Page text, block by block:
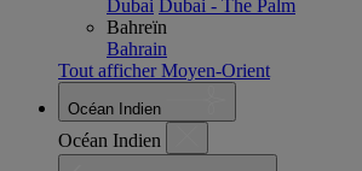
Dubai Dubai - The Palm
Bahreïn
Bahrain
Tout afficher Moyen-Orient
Océan Indien
Océan Indien